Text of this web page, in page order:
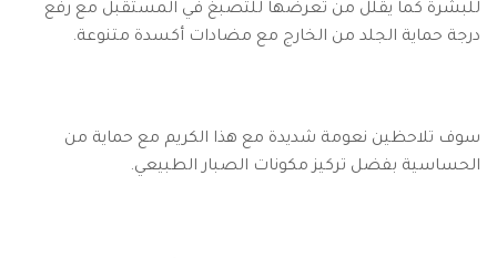
للبشرة كما يقلل من تعرضها للتصبغ في المستقبل مع رفع
درجة حماية الجلد من الخارج مع مضادات أكسدة متنوعة.
سوف تلاحظين نعومة شديدة مع هذا الكريم مع حماية من
الحساسية بفضل تركيز مكونات الصبار الطبيعي.